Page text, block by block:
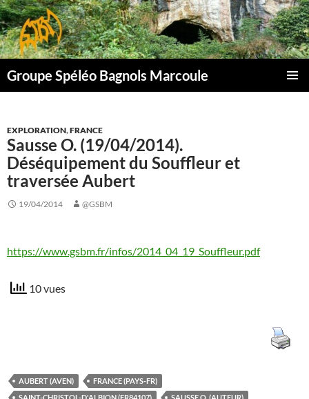
Aller
au
contenu
Groupe Spéléo Bagnols Marcoule
EXPLORATION,FRANCE
Sausse O. (19/04/2014).
Déséquipement du Souffleur et
traversée Aubert
19/04/2014 @GSBM
https://www.gsbm.fr/infos/2014_04_19_Souffleur.pdf
10 vues
AUBERT (AVEN)
FRANCE (PAYS-FR)